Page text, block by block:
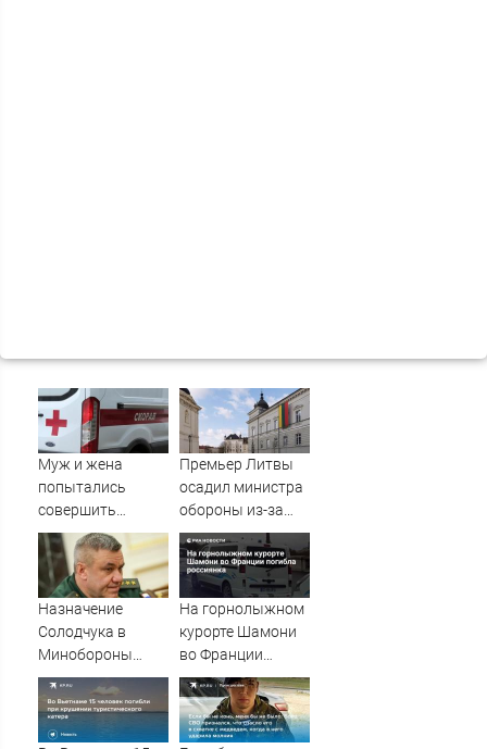
Муж и жена
попытались
совершить
суицид,
предупредив
оперативные
службы
Премьер Литвы
осадил министра
обороны из-за
страшилок о
России
Назначение
Солодчука в
Минобороны
костромичи
встретили с
гордостью
На горнолыжном
курорте Шамони
во Франции
погибла
россиянка